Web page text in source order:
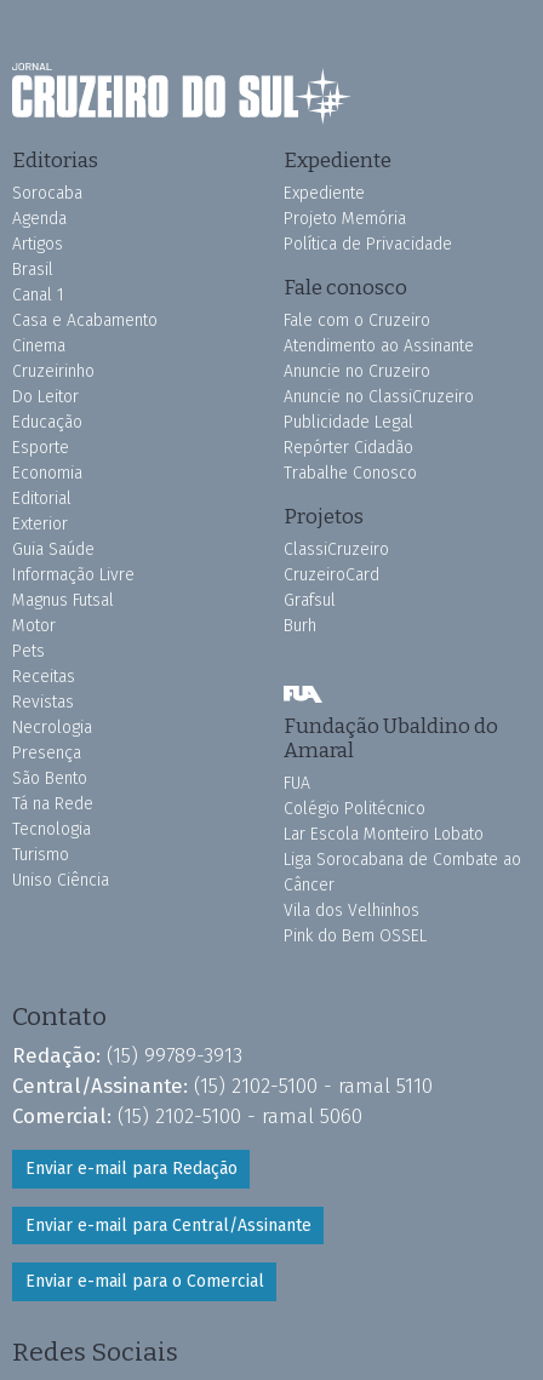
Editorias
Sorocaba
Agenda
Artigos
Brasil
Canal 1
Casa e Acabamento
Cinema
Cruzeirinho
Do Leitor
Educação
Esporte
Economia
Editorial
Exterior
Guia Saúde
Informação Livre
Magnus Futsal
Motor
Pets
Receitas
Revistas
Necrologia
Presença
São Bento
Tá na Rede
Tecnologia
Turismo
Uniso Ciência
Expediente
Expediente
Projeto Memória
Política de Privacidade
Fale conosco
Fale com o Cruzeiro
Atendimento ao Assinante
Anuncie no Cruzeiro
Anuncie no ClassiCruzeiro
Publicidade Legal
Repórter Cidadão
Trabalhe Conosco
Projetos
ClassiCruzeiro
CruzeiroCard
Grafsul
Burh
Fundação Ubaldino do
Amaral
FUA
Colégio Politécnico
Lar Escola Monteiro Lobato
Liga Sorocabana de Combate ao
Câncer
Vila dos Velhinhos
Pink do Bem OSSEL
Contato
Redação: (15) 99789-3913
Central/Assinante: (15) 2102-5100 - ramal 5110
Comercial: (15) 2102-5100 - ramal 5060
Enviar e-mail para Redação
Enviar e-mail para Central/Assinante
Enviar e-mail para o Comercial
Redes Sociais